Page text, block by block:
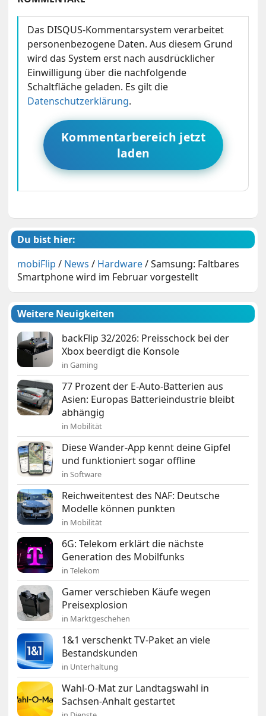
Das DISQUS-Kommentarsystem verarbeitet
personenbezogene Daten. Aus diesem Grund
wird das System erst nach ausdrücklicher
Einwilligung über die nachfolgende
Schaltfläche geladen. Es gilt die
Datenschutzerklärung.
Kommentarbereich jetzt
laden
Du bist hier:
mobiFlip / News / Hardware/Samsung: Faltbares
Smartphone wird im Februar vorgestellt
Weitere Neuigkeiten
backFlip 32/2026: Preisschock bei der
Xbox beerdigt die Konsole
in Gaming
77 Prozent der E-Auto-Batterien aus
Asien: Europas Batterieindustrie bleibt
abhängig
in Mobilität
Diese Wander-App kennt deine Gipfel
und funktioniert sogar offline
in Software
Reichweitentest des NAF: Deutsche
Modelle können punkten
in Mobilität
6G: Telekom erklärt die nächste
Generation des Mobilfunks
in Telekom
Gamer verschieben Käufe wegen
Preisexplosion
in Marktgeschehen
1&1 verschenkt TV-Paket an viele
Bestandskunden
in Unterhaltung
Wahl-O-Mat zur Landtagswahl in
Sachsen-Anhalt gestartet